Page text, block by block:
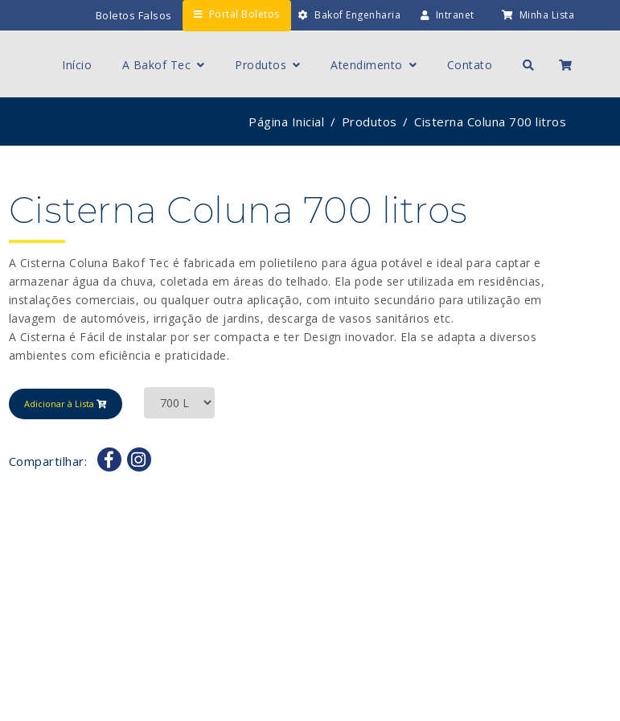
Boletos Falsos Portal Boletos Bakof Engenharia Intranet Minha Lista
Início A Bakof Tec Produtos Atendimento Contato
Página Inicial Produtos Cisterna Coluna 700 litros
›
Cisterna Coluna 700 litros
A Cisterna Coluna Bakof Tec é fabricada em polietileno para água potável e ideal para captar e
armazenar água da chuva, coletada em áreas do telhado. Ela pode ser utilizada em residências,
instalações comerciais, ou qualquer outra aplicação, com intuito secundário para utilização em
lavagem de automóveis, irrigação de jardins, descarga de vasos sanitários etc.
A Cisterna é Fácil de instalar por ser compacta e ter Design inovador. Ela se adapta a diversos
ambientes com eficiência e praticidade.
Adicionar à Lista
Compartilhar: